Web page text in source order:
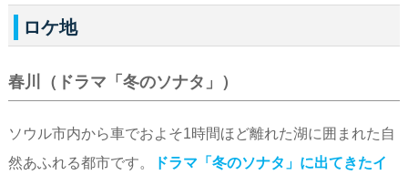
ロケ地
春川（ドラマ「冬のソナタ」）
ソウル市内から車でおよそ1時間ほど離れた湖に囲まれた自
然あふれる都市です。
ドラマ「冬のソナタ」に出てきたイ